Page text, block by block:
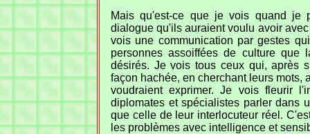
Mais qu'est-ce que je vois quand je
dialogue qu'ils auraient voulu avoir
vois une communication par gestes
personnes assoiffées de culture que
désirés. Je vois tous ceux qui, après
façon hachée, en cherchant leurs
voudraient exprimer. Je vois fleurir
diplomates et spécialistes parler dans
que celle de leur interlocuteur réel.
les problèmes avec intelligence et